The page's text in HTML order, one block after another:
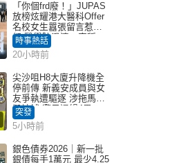
「你個frd廢！」JUPAS
放榜炫耀港大醫科Offer
名校女生囂張留言惹眾
怒 醫學院澄清：宣稱
「40.5分獲錄取」不符事
實｜Juicy叮
時事熱話
20小時前
尖沙咀H8大廈升降機全
停前傳 新義安成員與女
友爭執遭驅逐 涉拖馬刑
毀被捕 警另通緝4男
突發
5小時前
銀色債券2026｜新一批
銀債每手1萬元 最少4.25